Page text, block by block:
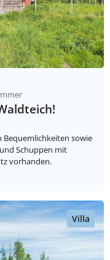
Bequemlichkeiten sowie
Schuppen mit
vorhanden.
Villa